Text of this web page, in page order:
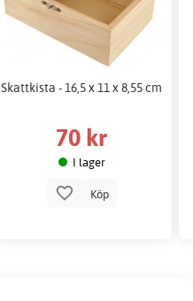
Skattkista - 16,5 x 11 x 8,55 cm
70 kr
I lager
Köp